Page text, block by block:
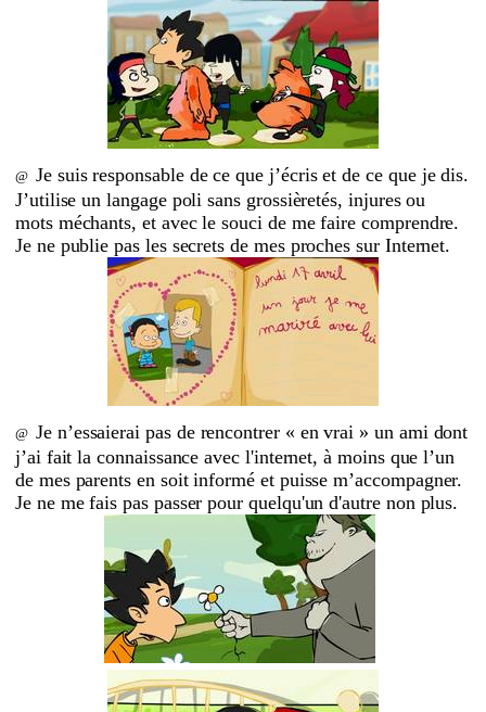
@ Je suis responsable de ce que j’écris et de ce que je dis.
J’utilise un langage poli sans grossièretés, injures ou
mots méchants, et avec le souci de me faire comprendre.
Je ne publie pas les secrets de mes proches sur Internet.
@ Je n’essaierai pas de rencontrer « en vrai » un ami dont
j’ai fait la connaissance avec l'internet, à moins que l’un
de mes parents en soit informé et puisse m’accompagner.
Je ne me fais pas passer pour quelqu'un d'autre non plus.